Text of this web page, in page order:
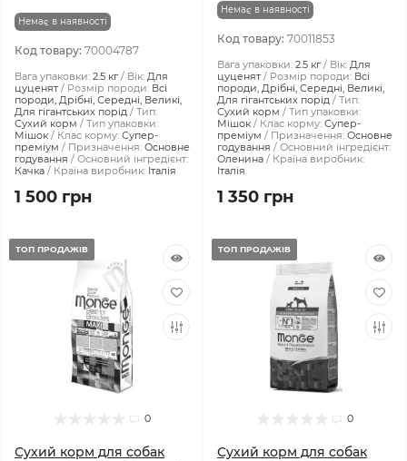
Немає в наявності
Код товару: 70004787
Вага упаковки: 2.5 кг Вік: Для
цуценят
Розмір породи: Всі
породи, Дрібні, Середні, Великі,
Для гігантських порід
Тип:
Сухий корм
Тип упаковки:
Мішок
Клас корму: Супер-
преміум
Призначення: Основне
годування
Основний інгредієнт:
Качка
Країна виробник: Італія
1 500 грн
Немає в наявності
Код товару: 70011853
Вага упаковки: 2.5 кг Вік: Для
цуценят
Розмір породи: Всі
породи, Дрібні, Середні, Великі,
Для гігантських порід
Тип:
Сухий корм
Тип упаковки:
Мішок
Клас корму: Супер-
преміум
Призначення: Основне
годування
Основний інгредієнт:
Оленина
Країна виробник:
Італія
1 350 грн
ТОП ПРОДАЖІВ
0
Сухий корм для собак
ТОП ПРОДАЖІВ
0
Сухий корм для собак